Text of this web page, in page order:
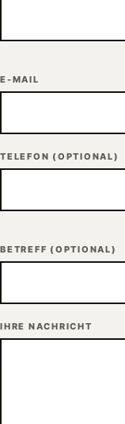
E-MAIL
TELEFON (OPTIONAL)
BETREFF (OPTIONAL)
IHRE NACHRICHT